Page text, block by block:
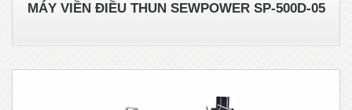
MÁY VIỀN ĐIỀU THUN SEWPOWER SP-500D-05